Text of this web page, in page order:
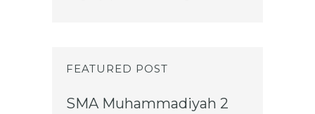
FEATURED POST
SMA Muhammadiyah 2